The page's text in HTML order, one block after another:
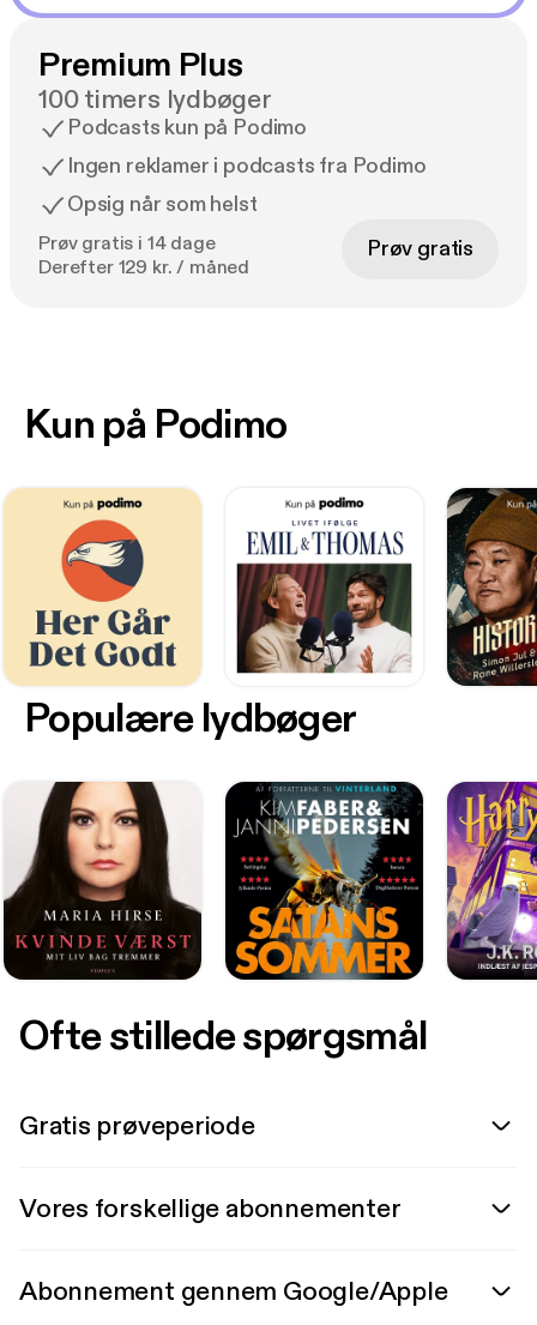
Premium Plus
100 timers lydbøger
Podcasts kun på Podimo
Ingen reklamer i podcasts fra Podimo
Opsig når som helst
Prøv gratis i 14 dage
Derefter 129 kr. / måned
Prøv gratis
Kun på Podimo
Populære lydbøger
Ofte stillede spørgsmål
Gratis prøveperiode
Vores forskellige abonnementer
Abonnement gennem Google/Apple